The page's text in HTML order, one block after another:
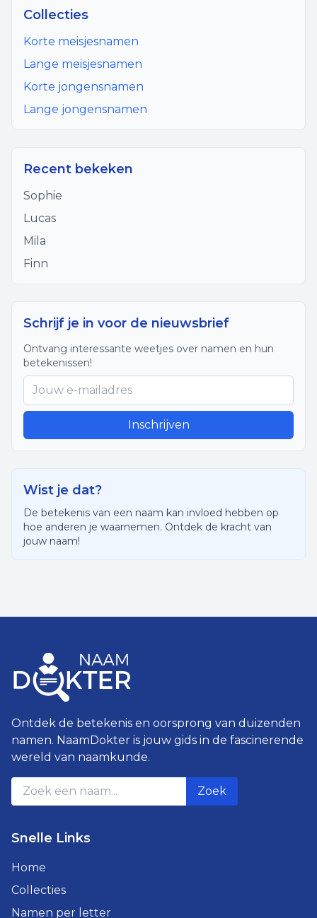
Collecties
Korte meisjesnamen
Lange meisjesnamen
Korte jongensnamen
Lange jongensnamen
Recent bekeken
Sophie
Lucas
Mila
Finn
Schrijf je in voor de nieuwsbrief
Ontvang interessante weetjes over namen en hun
betekenissen!
Inschrijven
Wist je dat?
De betekenis van een naam kan invloed hebben op
hoe anderen je waarnemen. Ontdek de kracht van
jouw naam!
Ontdek de betekenis en oorsprong van duizenden
namen. NaamDokter is jouw gids in de fascinerende
wereld van naamkunde.
Zoek
Snelle Links
Home
Collecties
Namen per letter